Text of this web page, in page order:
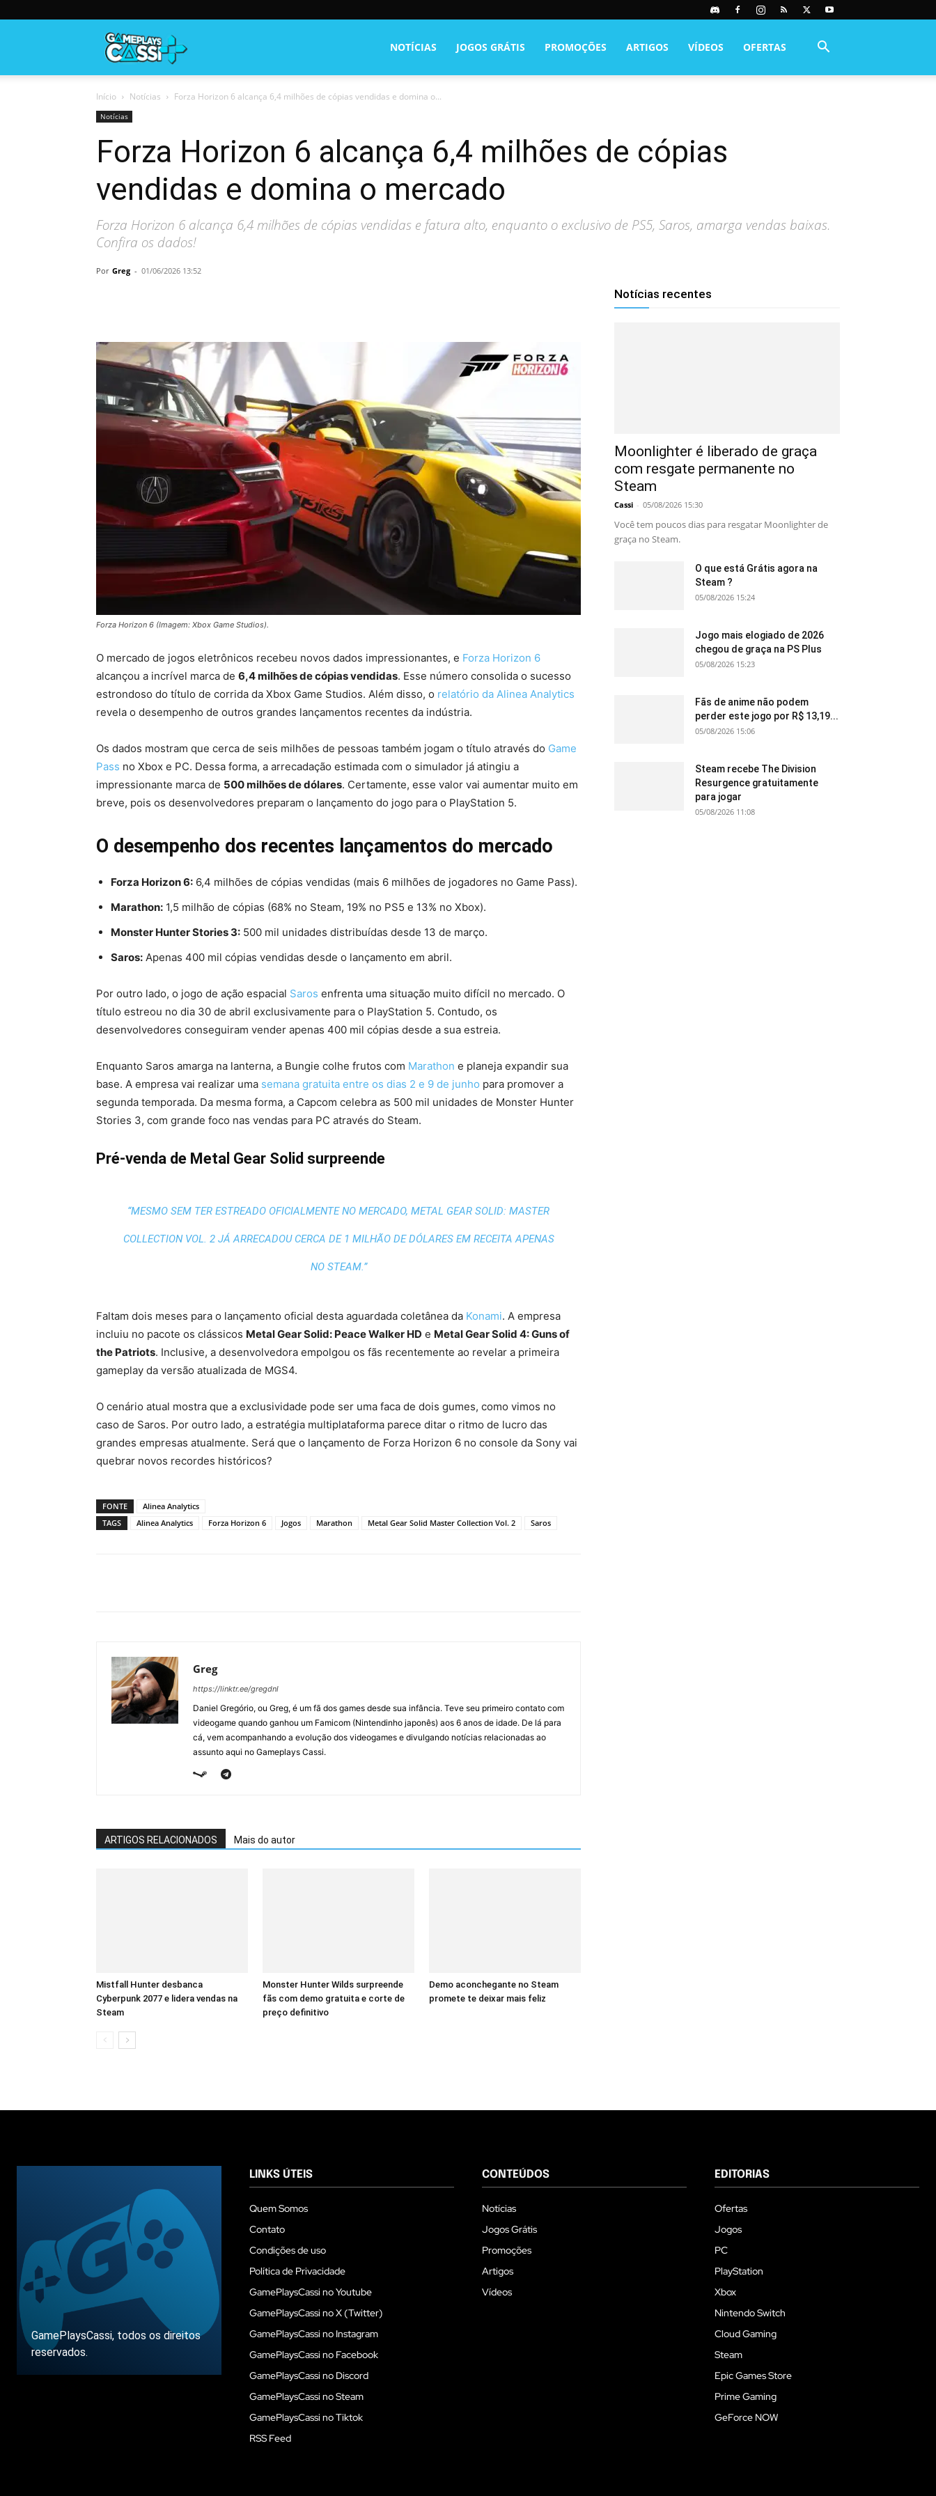
NOTÍCIAS JOGOS GRÁTIS PROMOÇÕES ARTIGOS VÍDEOS OFERTAS
Início Notícias Forza Horizon 6 alcança 6,4 milhões de cópias vendidas e domina o...
Notícias
Forza Horizon 6 alcança 6,4 milhões de cópias
vendidas e domina o mercado
Forza Horizon 6 alcança 6,4 milhões de cópias vendidas e fatura alto, enquanto o exclusivo de PS5, Saros, amarga vendas baixas.
Confira os dados!
Por Greg - 01/06/2026 13:52
Forza Horizon 6 (Imagem: Xbox Game Studios).
O mercado de jogos eletrônicos recebeu novos dados impressionantes, e Forza Horizon 6
alcançou a incrível marca de 6,4 milhões de cópias vendidas. Esse número consolida o sucesso
estrondoso do título de corrida da Xbox Game Studios. Além disso, o relatório da Alinea Analytics
revela o desempenho de outros grandes lançamentos recentes da indústria.
Os dados mostram que cerca de seis milhões de pessoas também jogam o título através do Game
Pass no Xbox e PC. Dessa forma, a arrecadação estimada com o simulador já atingiu a
impressionante marca de 500 milhões de dólares. Certamente, esse valor vai aumentar muito em
breve, pois os desenvolvedores preparam o lançamento do jogo para o PlayStation 5.
O desempenho dos recentes lançamentos do mercado
Forza Horizon 6: 6,4 milhões de cópias vendidas (mais 6 milhões de jogadores no Game Pass).
Marathon: 1,5 milhão de cópias (68% no Steam, 19% no PS5 e 13% no Xbox).
Monster Hunter Stories 3: 500 mil unidades distribuídas desde 13 de março.
Saros: Apenas 400 mil cópias vendidas desde o lançamento em abril.
Por outro lado, o jogo de ação espacial Saros enfrenta uma situação muito difícil no mercado. O
título estreou no dia 30 de abril exclusivamente para o PlayStation 5. Contudo, os
desenvolvedores conseguiram vender apenas 400 mil cópias desde a sua estreia.
Enquanto Saros amarga na lanterna, a Bungie colhe frutos com Marathon e planeja expandir sua
base. A empresa vai realizar uma semana gratuita entre os dias 2 e 9 de junho para promover a
segunda temporada. Da mesma forma, a Capcom celebra as 500 mil unidades de Monster Hunter
Stories 3, com grande foco nas vendas para PC através do Steam.
Pré-venda de Metal Gear Solid surpreende
“MESMO SEM TER ESTREADO OFICIALMENTE NO MERCADO, METAL GEAR SOLID: MASTER
COLLECTION VOL. 2 JÁ ARRECADOU CERCA DE 1 MILHÃO DE DÓLARES EM RECEITA APENAS
NO STEAM.”
Faltam dois meses para o lançamento oficial desta aguardada coletânea da Konami. A empresa
incluiu no pacote os clássicos Metal Gear Solid: Peace Walker HD e Metal Gear Solid 4: Guns of
the Patriots. Inclusive, a desenvolvedora empolgou os fãs recentemente ao revelar a primeira
gameplay da versão atualizada de MGS4.
O cenário atual mostra que a exclusividade pode ser uma faca de dois gumes, como vimos no
caso de Saros. Por outro lado, a estratégia multiplataforma parece ditar o ritmo de lucro das
grandes empresas atualmente. Será que o lançamento de Forza Horizon 6 no console da Sony vai
quebrar novos recordes históricos?
FONTE
Alinea Analytics
TAGS
Alinea Analytics Forza Horizon 6 Jogos Marathon Metal Gear Solid Master Collection Vol. 2 Saros
Greg
https://linktr.ee/gregdnl
Daniel Gregório, ou Greg, é um fã dos games desde sua infância. Teve seu primeiro contato com
videogame quando ganhou um Famicom (Nintendinho japonês) aos 6 anos de idade. De lá para
cá, vem acompanhando a evolução dos videogames e divulgando notícias relacionadas ao
assunto aqui no Gameplays Cassi.
ARTIGOS RELACIONADOS Mais do autor
Mistfall Hunter desbanca
Cyberpunk 2077 e lidera vendas na
Steam
Monster Hunter Wilds surpreende
fãs com demo gratuita e corte de
preço definitivo
Demo aconchegante no Steam
promete te deixar mais feliz
Notícias recentes
Moonlighter é liberado de graça
com resgate permanente no
Steam
Cassi - 05/08/2026 15:30
Você tem poucos dias para resgatar Moonlighter de
graça no Steam.
O que está Grátis agora na
Steam ?
05/08/2026 15:24
Jogo mais elogiado de 2026
chegou de graça na PS Plus
05/08/2026 15:23
Fãs de anime não podem
perder este jogo por R$ 13,19...
05/08/2026 15:06
Steam recebe The Division
Resurgence gratuitamente
para jogar
05/08/2026 11:08
GamePlaysCassi, todos os direitos
reservados.
LINKS ÚTEIS
Quem Somos
Contato
Condições de uso
Política de Privacidade
GamePlaysCassi no Youtube
GamePlaysCassi no X (Twitter)
GamePlaysCassi no Instagram
GamePlaysCassi no Facebook
GamePlaysCassi no Discord
GamePlaysCassi no Steam
GamePlaysCassi no Tiktok
RSS Feed
CONTEÚDOS
Notícias
Jogos Grátis
Promoções
Artigos
Vídeos
EDITORIAS
Ofertas
Jogos
PC
PlayStation
Xbox
Nintendo Switch
Cloud Gaming
Steam
Epic Games Store
Prime Gaming
GeForce NOW